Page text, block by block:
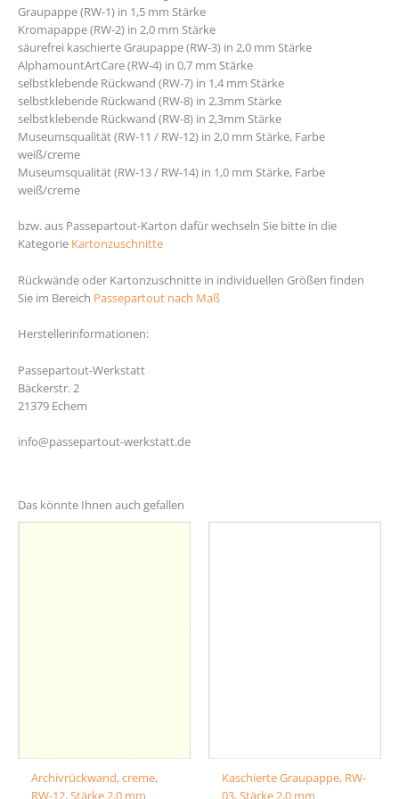
Graupappe (RW-1) in 1,5 mm Stärke
Kromapappe (RW-2) in 2,0 mm Stärke
säurefrei kaschierte Graupappe (RW-3) in 2,0 mm Stärke
AlphamountArtCare (RW-4) in 0,7 mm Stärke
selbstklebende Rückwand (RW-7) in 1,4 mm Stärke
selbstklebende Rückwand (RW-8) in 2,3mm Stärke
selbstklebende Rückwand (RW-8) in 2,3mm Stärke
Museumsqualität (RW-11 / RW-12) in 2,0 mm Stärke, Farbe
weiß/creme
Museumsqualität (RW-13 / RW-14) in 1,0 mm Stärke, Farbe
weiß/creme
bzw. aus Passepartout-Karton dafür wechseln Sie bitte in die
Kategorie Kartonzuschnitte
Rückwände oder Kartonzuschnitte in individuellen Größen finden
Sie im Bereich Passepartout nach Maß
Herstellerinformationen:
Passepartout-Werkstatt
Bäckerstr. 2
21379 Echem
info@passepartout-werkstatt.de
Das könnte Ihnen auch gefallen
Archivrückwand, creme,
RW-12, Stärke 2,0 mm
Kaschierte Graupappe, RW-
03, Stärke 2,0 mm